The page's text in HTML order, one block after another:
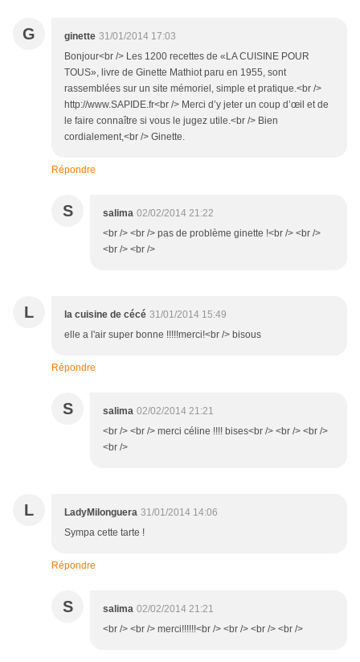
G ginette 31/01/2014 17:03
Bonjour<br /> Les 1200 recettes de «LA CUISINE POUR
TOUS», livre de Ginette Mathiot paru en 1955, sont
rassemblées sur un site mémoriel, simple et pratique.<br />
http://www.SAPIDE.fr<br /> Merci d’y jeter un coup d’œil et de
le faire connaître si vous le jugez utile.<br /> Bien
cordialement,<br /> Ginette.
Répondre
S salima 02/02/2014 21:22
<br /> <br /> pas de problème ginette !<br /> <br />
<br /> <br />
L la cuisine de cécé 31/01/2014 15:49
elle a l'air super bonne !!!!!merci!<br /> bisous
Répondre
S salima 02/02/2014 21:21
<br /> <br /> merci céline !!!! bises<br /> <br /> <br />
<br />
L LadyMilonguera 31/01/2014 14:06
Sympa cette tarte !
Répondre
S salima 02/02/2014 21:21
<br /> <br /> merci!!!!!!<br /> <br /> <br /> <br />